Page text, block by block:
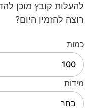
להעלות קובץ מוכן
רוצה להזמין היום?
כמות
מידות